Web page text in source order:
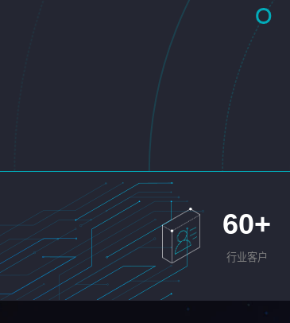
60+
行业客户